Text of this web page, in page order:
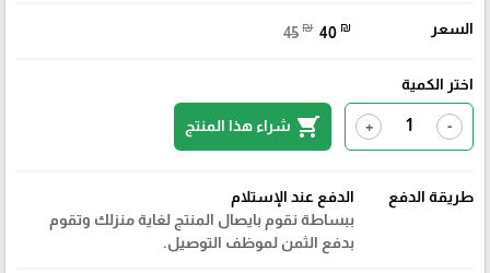
السعر 45 ₪ 40 ₪
اختر الكمية
-
+
shopping_cart شراء هذا المنتج
طريقة الدفع
الدفع عند الإستلام
ببساطة نقوم بايصال المنتج لغاية منزلك وتقوم
بدفع الثمن لموظف التوصيل.